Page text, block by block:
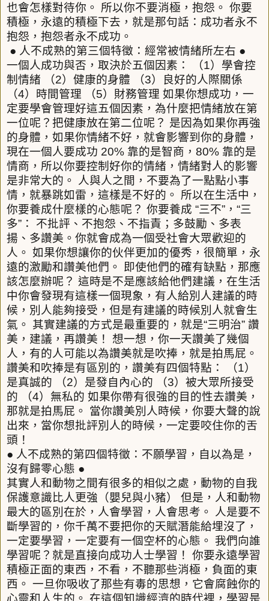
也會怎樣對待你。 所以你不要消極，抱怨。 你要
積極，永遠的積極下去，就是那句話：成功者永不
抱怨，抱怨者永不成功。
● 人不成熟的第三個特徵：經常被情緒所左右 ●
一個人成功與否，取決於五個因素：
（1）學會控
制情緒
（2）健康的身體 （3）良好的人際關係
（4）時間管理 （5）財務管理 如果你想成功，一
定要學會管理好這五個因素，為什麼把情緒放在第
一位呢？把健康放在第二位呢？ 是因為如果你再強
的身體，如果你情緒不好，就會影響到你的身體，
現在一個人要成功 20% 靠的是智商， 80% 靠的是
情商，所以你要控制好你的情緒，情緒對人的影響
是非常大的。
人與人之間，不要為了一點點小事
情，就暴跳如雷，這樣是不好的。 所以在生活中，
你要養成什麼樣的心態呢？ 你要養成 “三不” ， “三
多” ：
不批評、不抱怨、不指責；多鼓勵、多表
揚、多讚美。你就會成為一個受社會大眾歡迎的
人。 如果你想讓你的伙伴更加的優秀，很簡單，永
遠的激勵和讚美他們。
即使他們的確有缺點，那應
該怎麼辦呢？ 這時是不是應該給他們建議，在生活
中你會發現有這樣一個現象，有人給別人建議的時
候，別人能夠接受，但是有建議的時候別人就會生
氣。 其實建議的方式是最重要的，就是“三明治” 讚
美，建議，再讚美！
想一想，你一天讚美了幾個
人，有的人可能以為讚美就是吹捧，就是拍馬屁。
讚美和吹捧是有區別的，讚美有四個特點：
（1）
是真誠的
（2）是發自內心的 （3）被大眾所接受
的
（4）無私的 如果你帶有很強的目的性去讚美，
那就是拍馬屁。 當你讚美別人時候，你要大聲的說
出來，當你想批評別人的時候，一定要咬住你的舌
頭！
● 人不成熟的第四個特徵：不願學習，自以為是，
沒有歸零心態 ●
其實人和動物之間有很多的相似之處，動物的自我
保護意識比人更強（嬰兒與小豬）
但是，人和動物
最大的區別在於，人會學習，人會思考。
人是要不
斷學習的，你千萬不要把你的天賦潛能給埋沒了，
一定要學習，一定要有一個空杯的心態。 我們向誰
學習呢？就是直接向成功人士學習！
你要永遠學習
積極正面的東西，不看，不聽那些消極，負面的東
西。 一旦你吸收了那些有毒的思想，它會腐蝕你的
心靈和人生的。 在這個知識經濟的時代裡，學習是